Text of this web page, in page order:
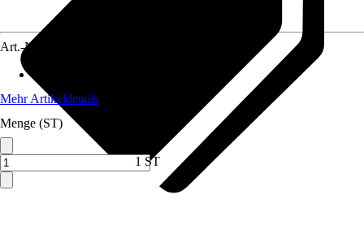
Art.-Nr.
Mehr Artikeldetails
Menge (ST)
1 ST